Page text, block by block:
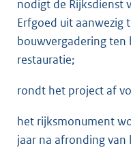
nodigt de Rijksdienst
Erfgoed uit aanwezig
bouwvergadering ten
restauratie;
rondt het project af
het rijksmonument
jaar na afronding van